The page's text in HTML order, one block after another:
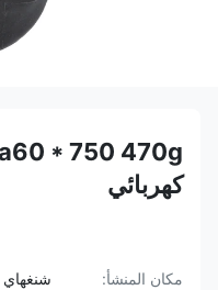
كهربائي
مكان المنشأ:
شنغهاي